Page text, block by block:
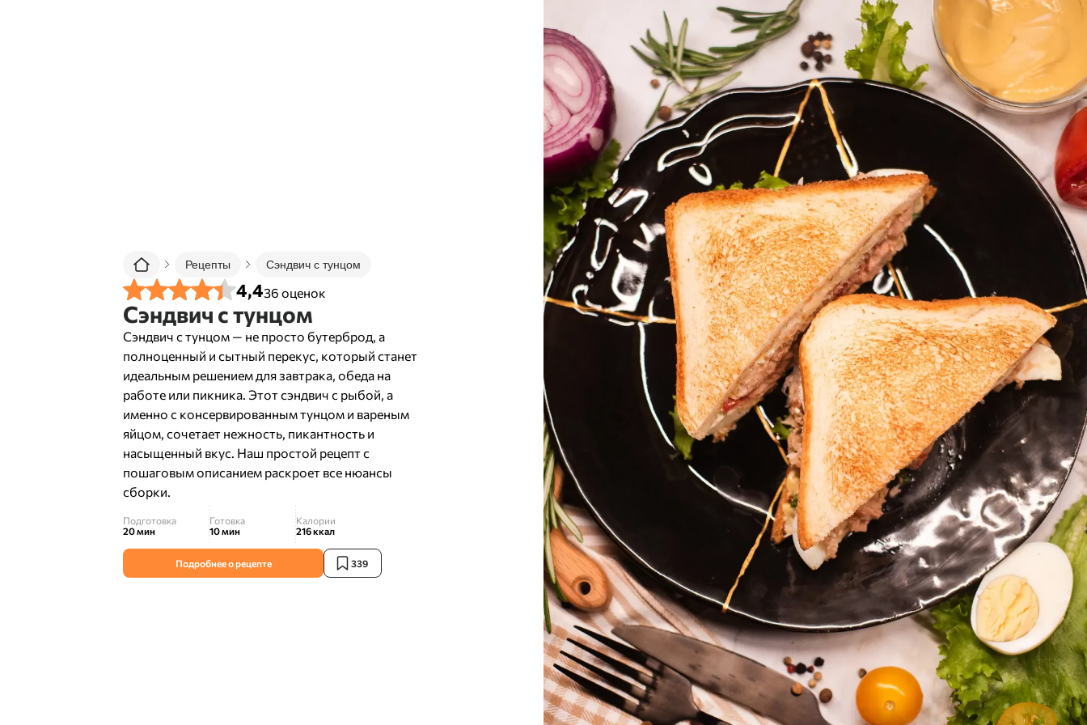
Рецепты Сэндвич с тунцом
4,436 оценок
Сэндвич с тунцом
Сэндвич с тунцом — не просто бутерброд, а
полноценный и сытный перекус, который станет
идеальным решением для завтрака, обеда на
работе или пикника. Этот сэндвич с рыбой, а
именно с консервированным тунцом и вареным
яйцом, сочетает нежность, пикантность и
насыщенный вкус. Наш простой рецепт с
пошаговым описанием раскроет все нюансы
сборки.
Подготовка
20 мин
Готовка
10 мин
Калории
216ккал
Подробнее о рецепте 339